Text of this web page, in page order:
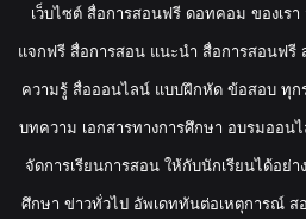
เว็บไซต์ สื่อการสอนฟรี ดอทคอม ของเร
แจกฟรี สื่อการสอน แนะนำ สื่อการสอนฟรี
ความรู้ สื่อออนไลน์ แบบฝึกหัด ข้อสอบ ทุก
บทความ เอกสารทางการศึกษา อบรมออน
จัดการเรียนการสอน ให้กับนักเรียนได้อย่
ศึกษา ข่าวทั่วไป อัพเดททันต่อเหตุการณ์